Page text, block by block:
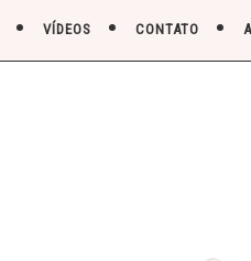
VÍDEOS CONTATO